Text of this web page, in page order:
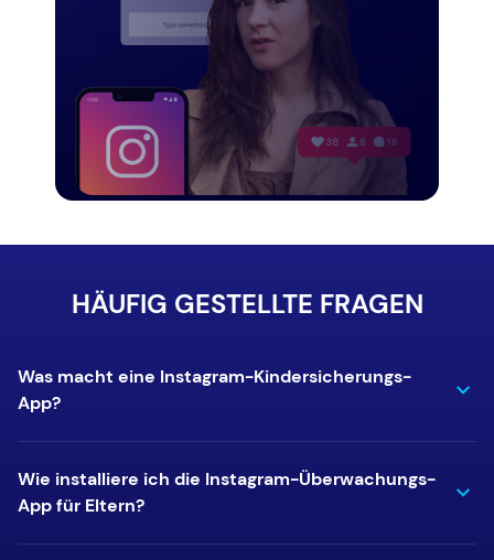
HÄUFIG GESTELLTE FRAGEN
Was macht eine Instagram-Kindersicherungs-
App?
Wie installiere ich die Instagram-Überwachungs-
App für Eltern?